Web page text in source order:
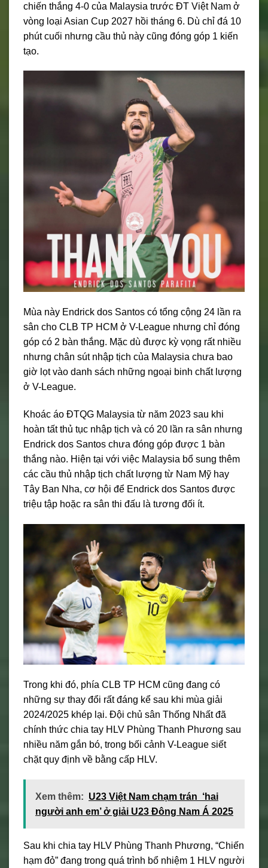
chiến thắng 4-0 của Malaysia trước ĐT Việt Nam ở
vòng loại Asian Cup 2027 hồi tháng 6. Dù chỉ đá 10
phút cuối nhưng cầu thủ này cũng đóng góp 1 kiến
tạo.
Mùa này Endrick dos Santos có tổng cộng 24 lần ra
sân cho CLB TP HCM ở V-League nhưng chỉ đóng
góp có 2 bàn thắng. Mặc dù được kỳ vọng rất nhiều
nhưng chân sút nhập tịch của Malaysia chưa bao
giờ lọt vào danh sách những ngoại binh chất lượng
ở V-League.
Khoác áo ĐTQG Malaysia từ năm 2023 sau khi
hoàn tất thủ tục nhập tịch và có 20 lần ra sân nhưng
Endrick dos Santos chưa đóng góp được 1 bàn
thắng nào. Hiện tại với việc Malaysia bổ sung thêm
các cầu thủ nhập tịch chất lượng từ Nam Mỹ hay
Tây Ban Nha, cơ hội để Endrick dos Santos được
triệu tập hoặc ra sân thi đấu là tương đối ít.
Trong khi đó, phía CLB TP HCM cũng đang có
những sự thay đổi rất đáng kể sau khi mùa giải
2024/2025 khép lại. Đội chủ sân Thống Nhất đã
chính thức chia tay HLV Phùng Thanh Phương sau
nhiều năm gắn bó, trong bối cảnh V-League siết
chặt quy định về bằng cấp HLV.
Xem thêm: U23 Việt Nam chạm trán ‘hai
người anh em’ ở giải U23 Đông Nam Á 2025
Sau khi chia tay HLV Phùng Thanh Phương, “Chiến
hạm đỏ” đang trong quá trình bổ nhiệm 1 HLV người